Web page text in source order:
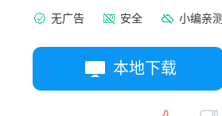
无广告 安全 小编亲测
本地下载